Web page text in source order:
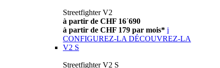
Streetfighter V2
à partir de CHF 16´690
à partir de CHF 179 par mois* i
CONFIGUREZ-LA DÉCOUVREZ-LA
V2 S
Streetfighter V2 S